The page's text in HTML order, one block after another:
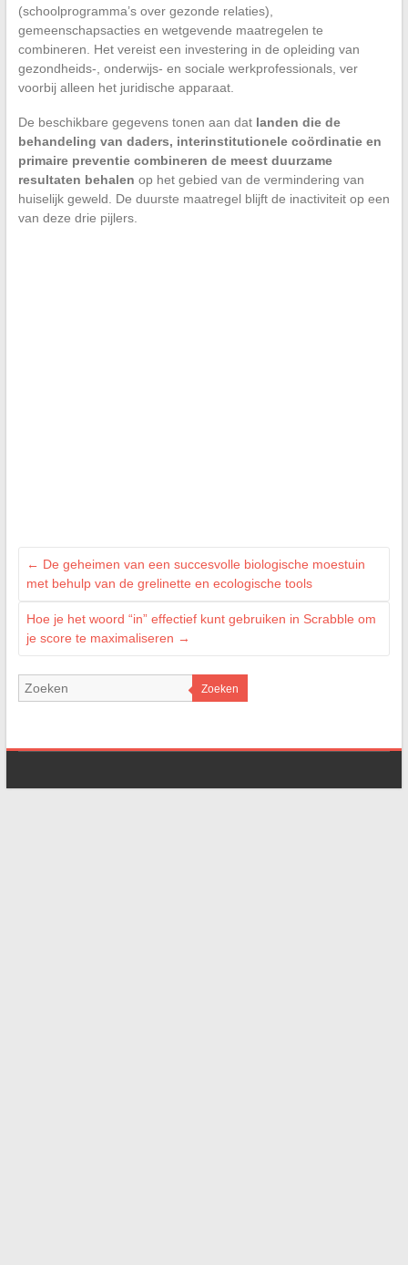
(schoolprogramma’s over gezonde relaties),
gemeenschapsacties en wetgevende maatregelen te
combineren. Het vereist een investering in de opleiding van
gezondheids-, onderwijs- en sociale werkprofessionals, ver
voorbij alleen het juridische apparaat.
De beschikbare gegevens tonen aan dat landen die de
behandeling van daders, interinstitutionele coördinatie en
primaire preventie combineren de meest duurzame
resultaten behalen op het gebied van de vermindering van
huiselijk geweld. De duurste maatregel blijft de inactiviteit op een
van deze drie pijlers.
← De geheimen van een succesvolle biologische moestuin
met behulp van de grelinette en ecologische tools
Hoe je het woord “in” effectief kunt gebruiken in Scrabble om
je score te maximaliseren →
Zoeken